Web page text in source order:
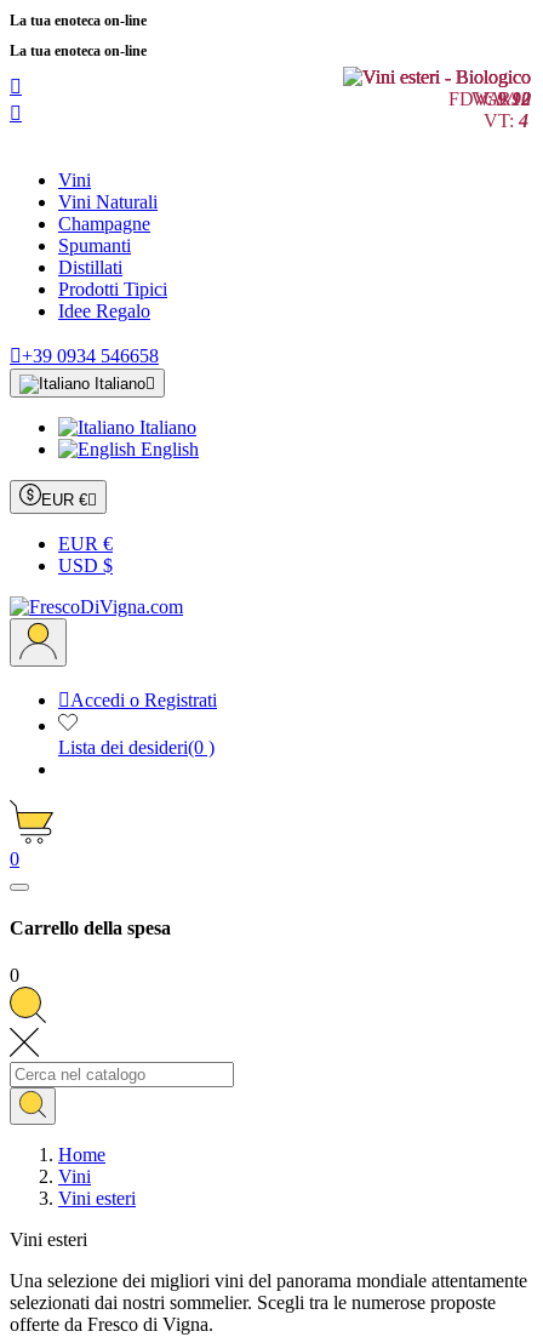
La tua enoteca on-line
La tua enoteca on-line


Vini
Vini Naturali
Champagne
Spumanti
Distillati
Prodotti Tipici
Idee Regalo
+39 0934 546658
Italiano
Italiano
English
EUR €
EUR €
USD $
Accedi o Registrati
Lista dei desideri(0 )
0
Carrello della spesa
0
Home
Vini
Vini esteri
Vini esteri
Una selezione dei migliori vini del panorama mondiale attentamente
selezionati dai nostri sommelier. Scegli tra le numerose proposte
offerte da Fresco di Vigna.
WA:92
FDV:9/10
GR:2
VT: 4